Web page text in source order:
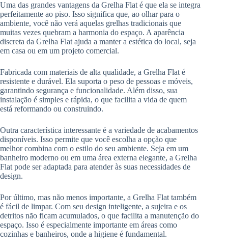
Uma das grandes vantagens da Grelha Flat é que ela se integra
perfeitamente ao piso. Isso significa que, ao olhar para o
ambiente, você não verá aquelas grelhas tradicionais que
muitas vezes quebram a harmonia do espaço. A aparência
discreta da Grelha Flat ajuda a manter a estética do local, seja
em casa ou em um projeto comercial.
Fabricada com materiais de alta qualidade, a Grelha Flat é
resistente e durável. Ela suporta o peso de pessoas e móveis,
garantindo segurança e funcionalidade. Além disso, sua
instalação é simples e rápida, o que facilita a vida de quem
está reformando ou construindo.
Outra característica interessante é a variedade de acabamentos
disponíveis. Isso permite que você escolha a opção que
melhor combina com o estilo do seu ambiente. Seja em um
banheiro moderno ou em uma área externa elegante, a Grelha
Flat pode ser adaptada para atender às suas necessidades de
design.
Por último, mas não menos importante, a Grelha Flat também
é fácil de limpar. Com seu design inteligente, a sujeira e os
detritos não ficam acumulados, o que facilita a manutenção do
espaço. Isso é especialmente importante em áreas como
cozinhas e banheiros, onde a higiene é fundamental.